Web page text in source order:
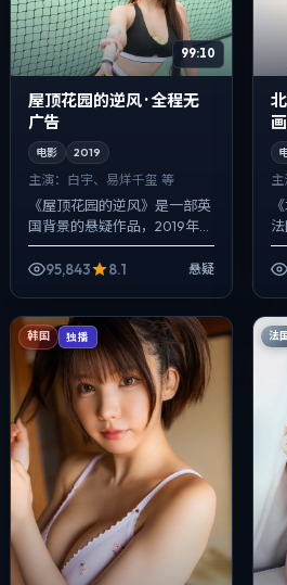
99:10
屋顶花园的逆风 · 全程无
广告
电影 2019
主演： 白宇、易烊千玺 等
《屋顶花园的逆风》是一部英
国背景的悬疑作品，2019年公
映，由陈凯歌执导，白宇、易
烊千玺、雷佳音等主演。配乐
95,843 8.1 悬疑
主
韩国 独播 法